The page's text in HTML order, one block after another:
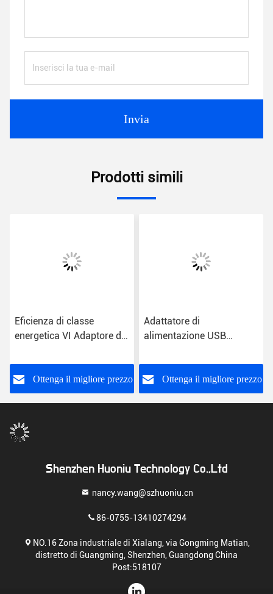
Invia
Prodotti simili
Eficienza di classe
energetica VI Adaptore di
USB con ingresso CA per
uso universale
Ottenga il migliore prezzo
Adattatore di
alimentazione USB
energetica VI
Ottenga il migliore prezzo
Shenzhen Huoniu Technology Co.,Ltd
nancy.wang@szhuoniu.cn
86-0755-13410274294
NO.16 Zona industriale di Xialang, via Gongming Matian,
distretto di Guangming, Shenzhen, Guangdong China
Post:518107